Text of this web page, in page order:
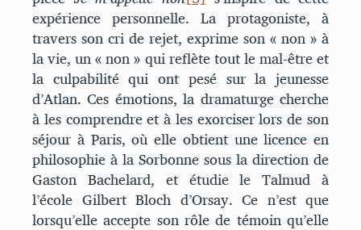
expérience personnelle. La protagoniste, à
travers son cri de rejet, exprime son « non » à
la vie, un « non » qui reflète tout le mal-être et
la culpabilité qui ont pesé sur la jeunesse
d’Atlan. Ces émotions, la dramaturge cherche
à les comprendre et à les exorciser lors de son
séjour à Paris, où elle obtient une licence en
philosophie à la Sorbonne sous la direction de
Gaston Bachelard, et étudie le Talmud à
l’école Gilbert Bloch d’Orsay. Ce n’est que
lorsqu’elle accepte son rôle de témoin qu’elle